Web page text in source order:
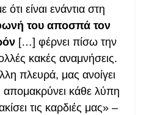
ότι είναι ενάντια στη
του αποσπά τον
[…] φέρνει πίσω την
κακές αναμνήσεις.
πλευρά, μας ανοίγει
κάθε λύπη
τις καρδιές μας» –